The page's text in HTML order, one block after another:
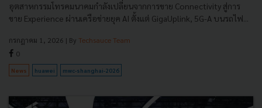
อุตสาหกรรมโทรคมนาคมกำลังเปลี่ยนจากการขาย Connectivity สู่การ
ขาย Experience ผ่านเครือข่ายยุค AI ตั้งแต่ GigaUplink, 5G-A บนรถไฟ...
กรกฎาคม 1, 2026 | By Techsauce Team
0
News huawei mwc-shanghai-2026